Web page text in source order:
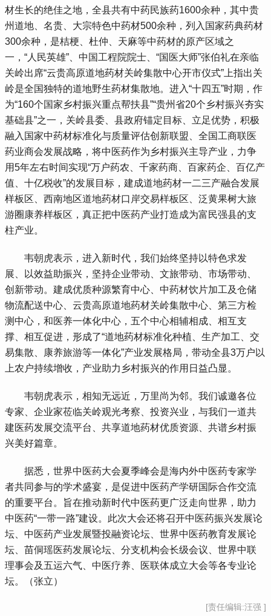
材生长的绝佳之地，全县共有中药民族药1600余种，其中贵
州道地、名贵、大宗特色中药材500余种，列入国家药典药材
300余种，是桔梗、杜仲、天麻等中药材的原产区域之
一，“人民英雄”、中国工程院院士、“国医大师”张伯礼在亲临
关岭出席“云贵高原道地药材关岭集散中心开市仪式”上指出关
岭是全国独特的道地野生药材集散地。进入“十四五”时期，作
为“160个国家乡村振兴重点帮扶县”“贵州省20个乡村振兴夯实
基础县”之一，关岭县委、县政府锚定目标、立足优势，积极
融入国家中药材标准化与质量评估创新联盟、全国工商联医
药业商会发展战略，将中医药作为乡村振兴主导产业，力争
用5年左右时间实现“万户药农、千家药商、百家药企、百亿产
值、十亿税收”的发展目标，建成道地药材一二三产融合发展
样板区、西南地区道地药材口岸交易样板区、泛黄果树大旅
游圈康养样板区，真正把中医药产业打造成为富民强县的支
柱产业。
韦朝虎表示，进入新时代，我们始终坚持以特色求发
展、以效益助振兴，坚持企业带动、文旅带动、市场带动、
创新带动。建成优质种源繁育中心、中药材饮片加工及仓储
物流配送中心、云贵高原道地药材关岭集散中心、第三方检
测中心，和医养一体化中心，五个中心相辅相成、相互支
撑、相互促进，形成了“道地药材标准化种植、生产加工、交
易集散、康养旅游等一体化”产业发展格局，带动全县3万户以
上农户持续增收，产业助力乡村振兴的作用日益凸显。
韦朝虎表示，相知无远近，万里尚为邻。我们诚邀各位
专家、企业家莅临关岭观光考察、投资兴业，与我们一道共
建医药发展交流平台、共享道地药材优质资源、共谱乡村振
兴美好篇章。
据悉，世界中医药大会夏季峰会是海内外中医药专家学
者共同参与的学术盛宴，是促进中医药产学研国际合作交流
的重要平台。旨在推动新时代中医药更广泛走向世界，助力
中医药“一带一路”建设。此次大会还将召开中医药振兴发展论
坛、中医药产业发展暨投融资论坛、世界中医药教育发展论
坛、苗侗瑶医药发展论坛、分支机构会长级会议、世界中联
理事会及五运六气、中医疗养、医联体成立大会等各专业论
坛。（张立）
[责任编辑:汪强 ]